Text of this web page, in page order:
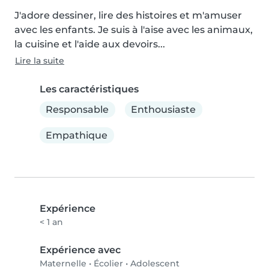
J'adore dessiner, lire des histoires et m'amuser
avec les enfants. Je suis à l'aise avec les animaux,
la cuisine et l'aide aux devoirs...
Lire la suite
Les caractéristiques
Responsable
Enthousiaste
Empathique
Expérience
< 1 an
Expérience avec
Maternelle • Écolier • Adolescent